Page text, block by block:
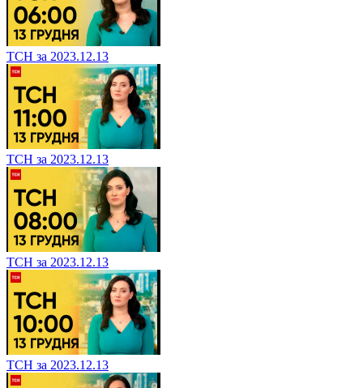
ТСН за 2023.12.13
ТСН за 2023.12.13
ТСН за 2023.12.13
ТСН за 2023.12.13